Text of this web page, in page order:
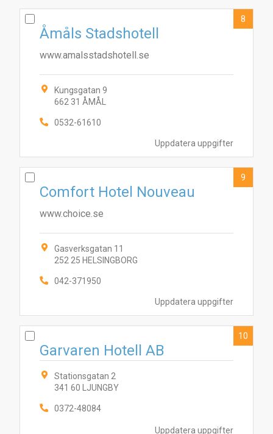
Uppdatera uppgifter
Åmåls Stadshotell
www.amalsstadshotell.se
Kungsgatan 9
662 31 ÅMÅL
0532-61610
8
Uppdatera uppgifter
Comfort Hotel Nouveau
www.choice.se
Gasverksgatan 11
252 25 HELSINGBORG
042-371950
9
Uppdatera uppgifter
Garvaren Hotell AB
Stationsgatan 2
341 60 LJUNGBY
0372-48084
10